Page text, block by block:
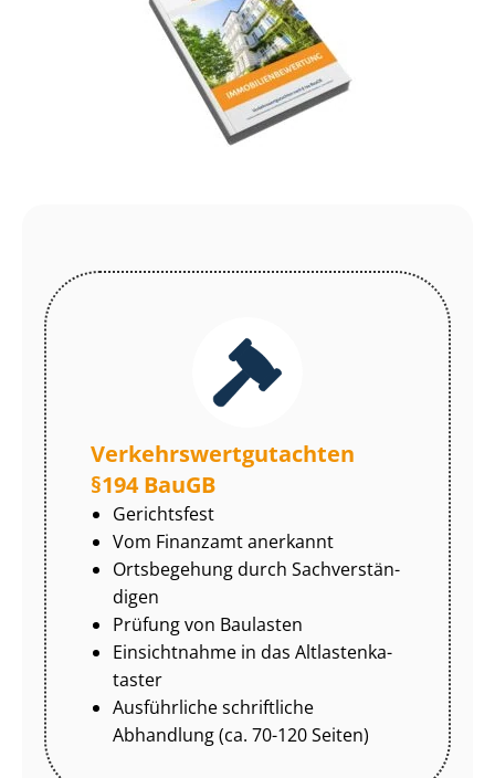
Ver­kehrs­wert­gut­ach­ten
§194 BauGB
Gerichtsfest
Vom Finanzamt anerkannt
Ortsbegehung durch Sach­ver­stän­
di­gen
Prüfung von Baulasten
Einsichtnahme in das Alt­las­ten­ka­
tas­ter
Ausführliche schriftliche
Abhandlung (ca. 70-120 Seiten)